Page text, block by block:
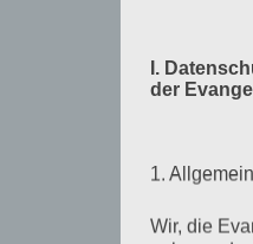
I.
der
1.
Wir, die